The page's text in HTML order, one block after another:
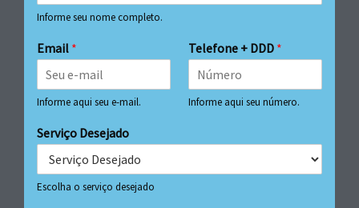
Informe seu nome completo.
Email *
Informe aqui seu e-mail.
Telefone + DDD *
Informe aqui seu número.
Serviço Desejado
Escolha o serviço desejado